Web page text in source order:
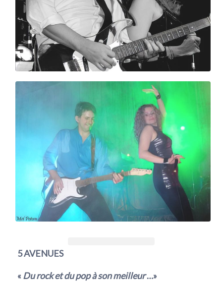
5 AVENUES
« Du rock et du pop à son meilleur…»